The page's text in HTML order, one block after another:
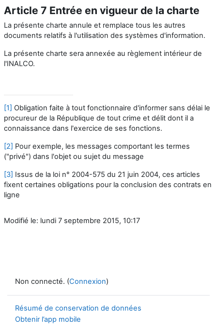
Article 7 Entrée en vigueur de la charte
La présente charte annule et remplace tous les autres
documents relatifs à l'utilisation des systèmes d'information.
La présente charte sera annexée au règlement intérieur de
l'INALCO.
[1] Obligation faite à tout fonctionnaire d'informer sans délai le
procureur de la République de tout crime et délit dont il a
connaissance dans l'exercice de ses fonctions.
[2] Pour exemple, les messages comportant les termes
("privé") dans l'objet ou sujet du message
[3] Issus de la loi n° 2004-575 du 21 juin 2004, ces articles
fixent certaines obligations pour la conclusion des contrats en
ligne
Modifié le: lundi 7 septembre 2015, 10:17
Non connecté. (Connexion)
Résumé de conservation de données
Obtenir l’app mobile